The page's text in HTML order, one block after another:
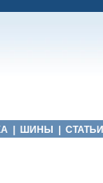
ШИНЫ СТАТЬИ